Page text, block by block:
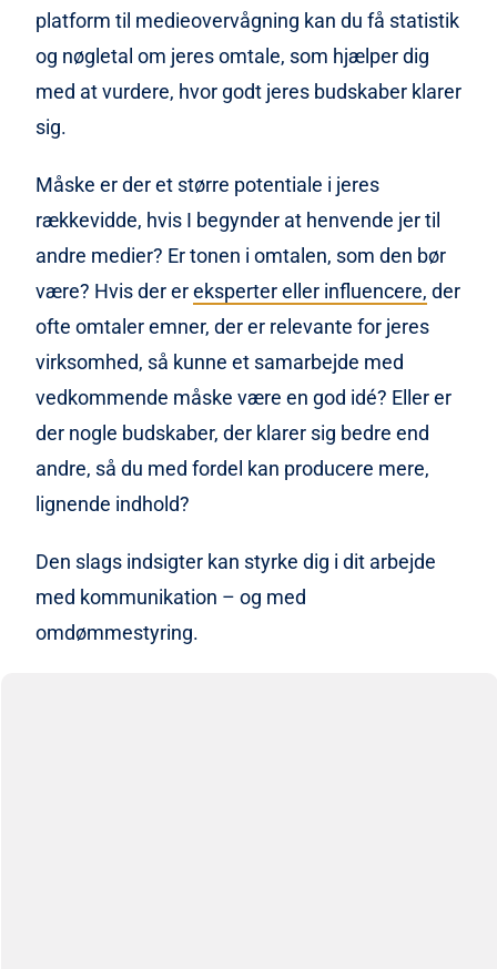
platform til medieovervågning kan du få statistik
og nøgletal om jeres omtale, som hjælper dig
med at vurdere, hvor godt jeres budskaber klarer
sig.
Måske er der et større potentiale i jeres
rækkevidde, hvis I begynder at henvende jer til
andre medier? Er tonen i omtalen, som den bør
være? Hvis der ereksperter eller influencere, der
ofte omtaler emner, der er relevante for jeres
virksomhed, så kunne et samarbejde med
vedkommende måske være en god idé? Eller er
der nogle budskaber, der klarer sig bedre end
andre, så du med fordel kan producere mere,
lignende indhold?
Den slags indsigter kan styrke dig i dit arbejde
med kommunikation – og med
omdømmestyring.